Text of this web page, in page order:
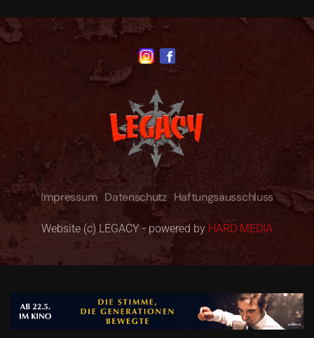
Impressum Datenschutz Haftungsausschluss
Website (c) LEGACY - powered by HARD MEDIA